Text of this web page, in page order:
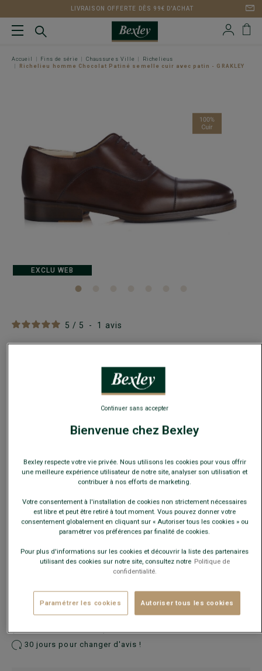
LIVRAISON OFFERTE DÈS 99€ D'ACHAT
Accueil Fins de série Chaussures Ville
Richelieus
Richelieu homme Chocolat Patiné semelle cuir avec patin - GRAKLEY
5 / 5 - 1 avis
Chaussures de ville de luxe - Semelle cuir
FINS DE SÉRIE
Payez en plusieurs fois dès 199€ d'achat
30 jours pour changer d'avis !
EXCLU WEB
Bienvenue chez Bexley
Bexley respecte votre vie privée. Nous utilisons les cookies pour vous offrir
une meilleure expérience utilisateur de notre site, analyser son utilisation et
contribuer à nos efforts de marketing.
Votre consentement à l'installation de cookies non strictement nécessaires
est libre et peut être retiré à tout moment. Vous pouvez donner votre
consentement globalement en cliquant sur « Autoriser tous les cookies » ou
paramétrer vos préférences par finalité de cookies.
Pour plus d'informations sur les cookies et découvrir la liste des partenaires
utilisant des cookies sur notre site, consultez notre Politique de
confidentialité.
Paramétrer les cookies Autoriser tous les cookies
Continuer sans accepter